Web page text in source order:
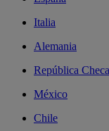
Italia
Alemania
República Checa
México
Chile